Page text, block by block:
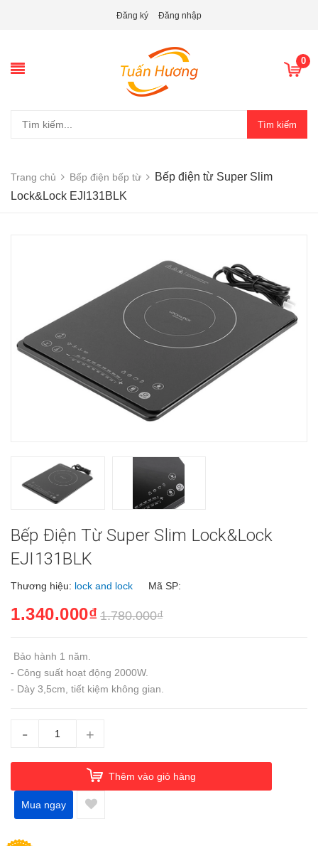
Đăng ký Đăng nhập
0
Tìm kiếm
Trang chủ Bếp điện bếp từ
Bếp điện từ Super Slim
Lock&Lock EJI131BLK
Bếp Điện Từ Super Slim Lock&Lock
EJI131BLK
Thương hiệu: lock and lock Mã SP:
1.340.000₫ 1.780.000₫
Bảo hành 1 năm.
- Công suất hoạt động 2000W.
- Dày 3,5cm, tiết kiệm không gian.
- +
Thêm vào giỏ hàng
Mua ngay